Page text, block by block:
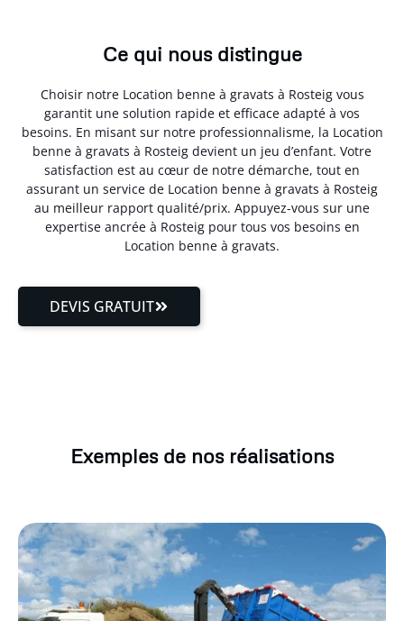
Ce qui nous distingue
Choisir notre Location benne à gravats à Rosteig vous
garantit une solution rapide et efficace adapté à vos
besoins. En misant sur notre professionnalisme, la Location
benne à gravats à Rosteig devient un jeu d’enfant. Votre
satisfaction est au cœur de notre démarche, tout en
assurant un service de Location benne à gravats à Rosteig
au meilleur rapport qualité/prix. Appuyez-vous sur une
expertise ancrée à Rosteig pour tous vos besoins en
Location benne à gravats.
DEVIS GRATUIT
Exemples de nos réalisations